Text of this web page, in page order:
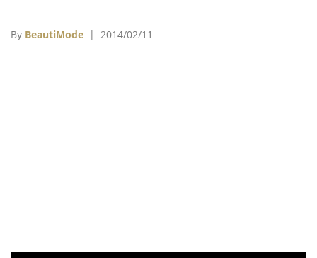
開幕，以及這個展廳的第一個服飾展覽「美國高級訂製
By BeautiMode | 2014/02/11